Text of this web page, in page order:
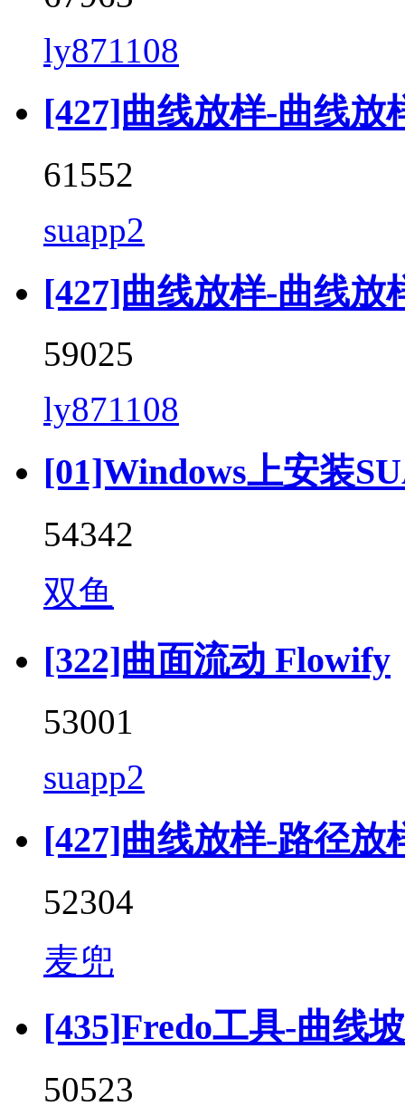
ly871108
[427]曲线放样-曲线放
61552
suapp2
[427]曲线放样-曲线放
59025
ly871108
[01]Windows上安装
54342
双鱼
[322]曲面流动 Flowify
53001
suapp2
[427]曲线放样-路径放
52304
麦兜
[435]Fredo工具-曲线
50523